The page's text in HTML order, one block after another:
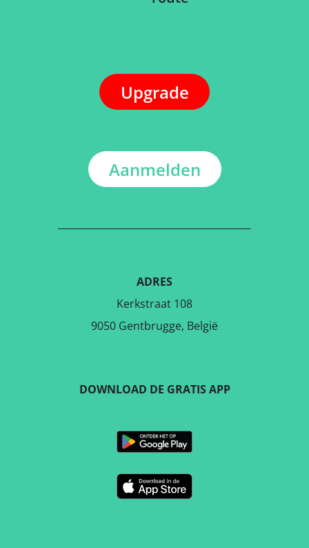
Upgrade
Aanmelden
ADRES
Kerkstraat 108
9050 Gentbrugge, België
DOWNLOAD DE GRATIS APP